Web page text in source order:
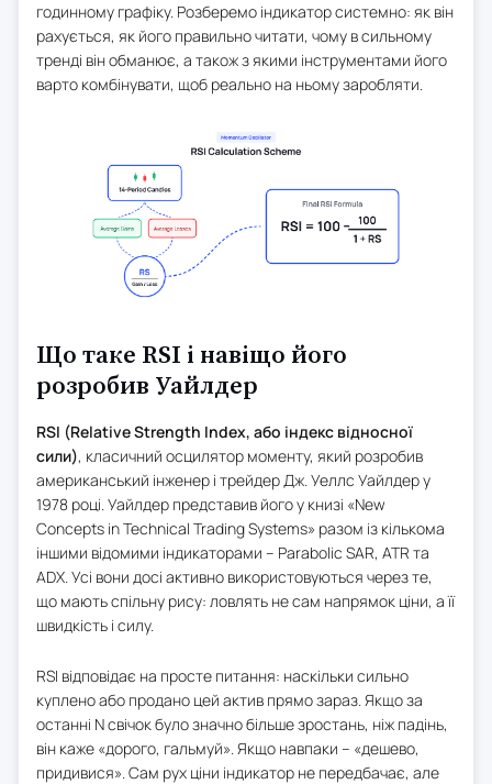
годинному графіку. Розберемо індикатор системно: як він
рахується, як його правильно читати, чому в сильному
тренді він обманює, а також з якими інструментами його
варто комбінувати, щоб реально на ньому заробляти.
Що таке RSI і навіщо його
розробив Уайлдер
RSI (Relative Strength Index, або індекс відносної
сили), класичний осцилятор моменту, який розробив
американський інженер і трейдер Дж. Уеллс Уайлдер у
1978 році. Уайлдер представив його у книзі «New
Concepts in Technical Trading Systems» разом із кількома
іншими відомими індикаторами – Parabolic SAR, ATR та
ADX. Усі вони досі активно використовуються через те,
що мають спільну рису: ловлять не сам напрямок ціни, а її
швидкість і силу.
RSI відповідає на просте питання: наскільки сильно
куплено або продано цей актив прямо зараз. Якщо за
останні N свічок було значно більше зростань, ніж падінь,
він каже «дорого, гальмуй». Якщо навпаки – «дешево,
придивися». Сам рух ціни індикатор не передбачає, але